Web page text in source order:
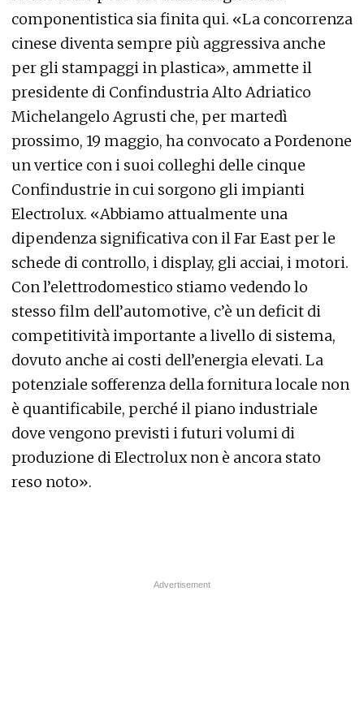
componentistica sia finita qui. «La concorrenza
cinese diventa sempre più aggressiva anche
per gli stampaggi in plastica», ammette il
presidente di Confindustria Alto Adriatico
Michelangelo Agrusti che, per martedì
prossimo, 19 maggio, ha convocato a Pordenone
un vertice con i suoi colleghi delle cinque
Confindustrie in cui sorgono gli impianti
Electrolux. «Abbiamo attualmente una
dipendenza significativa con il Far East per le
schede di controllo, i display, gli acciai, i motori.
Con l’elettrodomestico stiamo vedendo lo
stesso film dell’automotive, c’è un deficit di
competitività importante a livello di sistema,
dovuto anche ai costi dell’energia elevati. La
potenziale sofferenza della fornitura locale non
è quantificabile, perché il piano industriale
dove vengono previsti i futuri volumi di
produzione di Electrolux non è ancora stato
reso noto».